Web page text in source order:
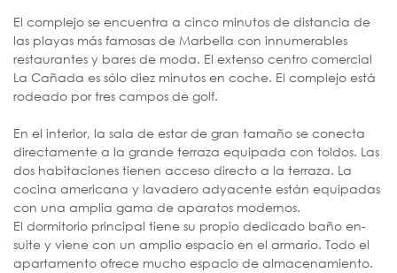
El complejo se encuentra a cinco minutos de distancia de
las playas más famosas de Marbella con innumerables
restaurantes y bares de moda. El extenso centro comercial
La Cañada es sólo diez minutos en coche. El complejo está
rodeado por tres campos de golf.
En el interior, la sala de estar de gran tamaño se conecta
directamente a la grande terraza equipada con toldos. Las
dos habitaciones tienen acceso directo a la terraza. La
cocina americana y lavadero adyacente están equipadas
con una amplia gama de aparatos modernos.
El dormitorio principal tiene su propio dedicado baño en-
suite y viene con un amplio espacio en el armario. Todo el
apartamento ofrece mucho espacio de almacenamiento.